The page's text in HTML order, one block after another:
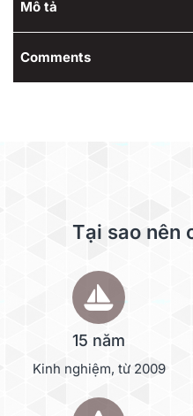
Mô tả
Comments
Tại sao nên
15 năm
Kinh nghiệm, từ 2009